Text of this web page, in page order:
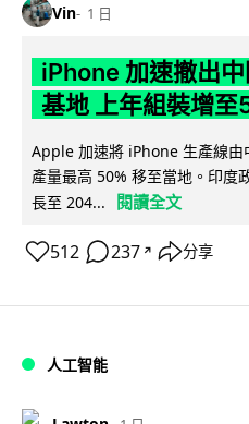
Vin 1 日
iPhone 加速撤出
基地 上年組裝增
Apple 加速將 iPhone 生產線由
產量最高 50% 移至當地。印度
長至 204...
閱讀全文
512 237 ↗ 分享
人工智能